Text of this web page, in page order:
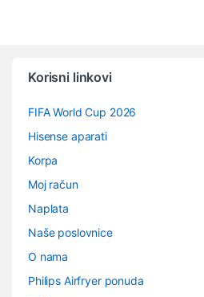
Korisni linkovi
FIFA World Cup 2026
Hisense aparati
Korpa
Moj račun
Naplata
Naše poslovnice
O nama
Philips Airfryer ponuda